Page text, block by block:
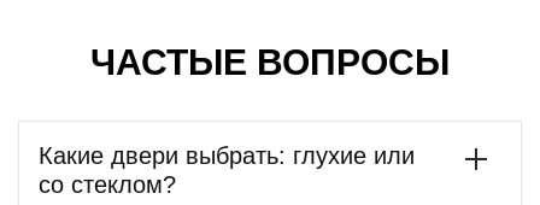
ЧАСТЫЕ ВОПРОСЫ
Какие двери выбрать: глухие или
со стеклом?